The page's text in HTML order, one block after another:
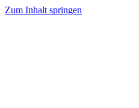
Zum Inhalt springen